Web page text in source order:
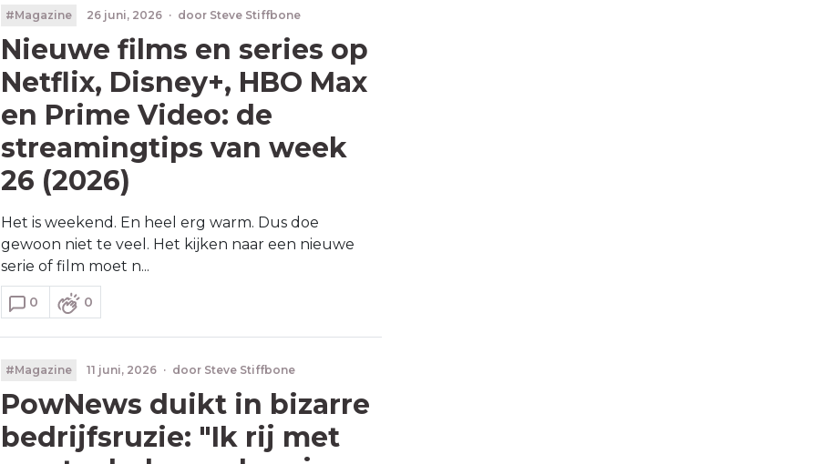
#Magazine 26 juni, 2026 · door Steve Stiffbone
Nieuwe films en series op
Netflix, Disney+, HBO Max
en Prime Video: de
streamingtips van week
26 (2026)
Het is weekend. En heel erg warm. Dus doe
gewoon niet te veel. Het kijken naar een nieuwe
serie of film moet n...
0 0
#Magazine 11 juni, 2026 · door Steve Stiffbone
PowNews duikt in bizarre
bedrijfsruzie: "Ik rij met